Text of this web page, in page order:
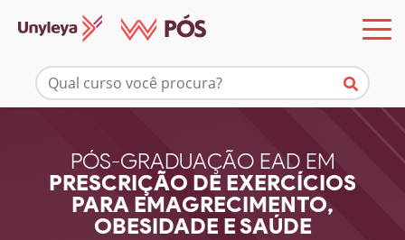
PÓS-GRADUAÇÃO EAD EM
PRESCRIÇÃO DE EXERCÍCIOS
PARA EMAGRECIMENTO,
OBESIDADE E SAÚDE
Mais informações